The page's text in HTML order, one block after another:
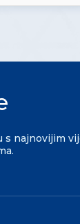
najnovijim